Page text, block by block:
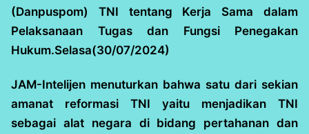
(Danpuspom) TNI tentang Kerja Sama dalam
Pelaksanaan Tugas dan Fungsi Penegakan
Hukum.Selasa(30/07/2024)
JAM-Intelijen menuturkan bahwa satu dari sekian
amanat reformasi TNI yaitu menjadikan TNI
sebagai alat negara di bidang pertahanan dan